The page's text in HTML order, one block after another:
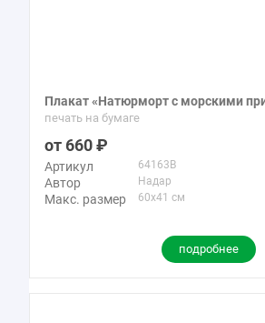
Плакат «Натюрморт с морскими
печать на бумаге
660
Артикул 64163B
Автор Надар
Макс. размер 60x41 см
подробнее